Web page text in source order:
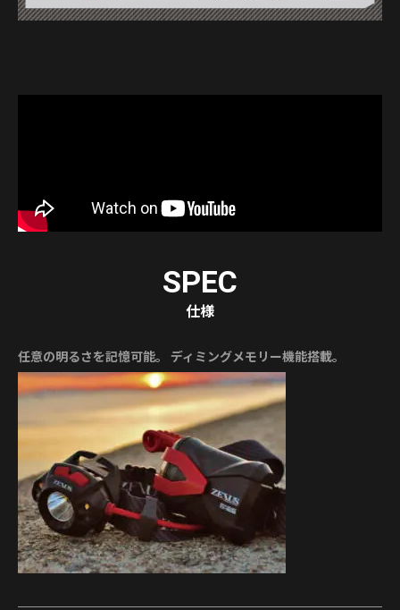
SPEC
仕様
任意の明るさを記憶可能。 ディミングメモリー機能搭載。